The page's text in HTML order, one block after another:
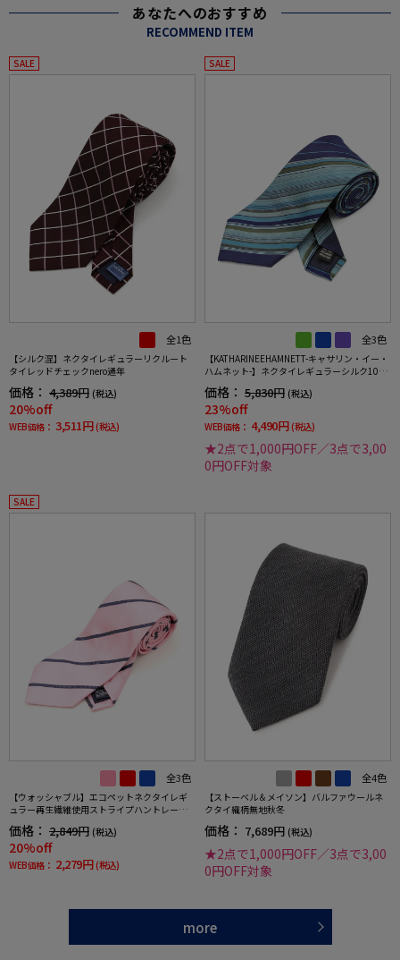
あなたへのおすすめ
RECOMMEND ITEM
SALE
全1色
【シルク混】ネクタイレギュラーリクルート
タイレッドチェックnero通年
価格： 4,389円 (税込)
20%off
WEB価格： 3,511円 (税込)
SALE
全3色
【KATHARINEEHAMNETT-キャサリン・イー・
ハムネット-】ネクタイレギュラーシルク10
価格： 5,830円 (税込)
23%off
WEB価格： 4,490円 (税込)
★2点で1,000円OFF／3点で3,00
0円OFF対象
SALE
全3色
【ウォッシャブル】エコペットネクタイレギ
ュラー再生繊維使用ストライプハントレーク
価格： 2,849円 (税込)
20%off
WEB価格： 2,279円 (税込)
全4色
【ストーベル＆メイソン】バルファウールネ
クタイ織柄無地秋冬
価格： 7,689円 (税込)
★2点で1,000円OFF／3点で3,00
0円OFF対象
more